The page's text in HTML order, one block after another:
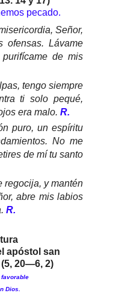
pecado.
Señor,
Lávame
de mis
tengo siempre
ti solo pequé,
era malo. R.
puro, un espíritu
No me
de mí tu santo
regocija, y mantén
abre mis labios
R.
apóstol san
20—6, 2)
favorable
Dios.